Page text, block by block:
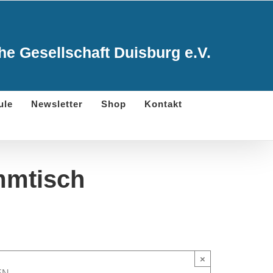
Gesellschaft Duisburg e.V.
Newsletter Shop Kontakt
×